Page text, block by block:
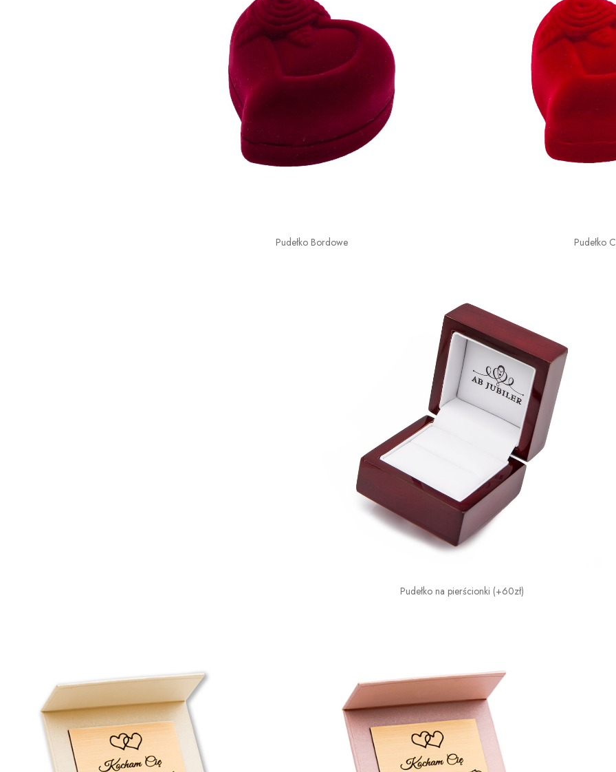
Pudełko Bordowe Pudełko
Pudełko na pierścionki (+60zł)